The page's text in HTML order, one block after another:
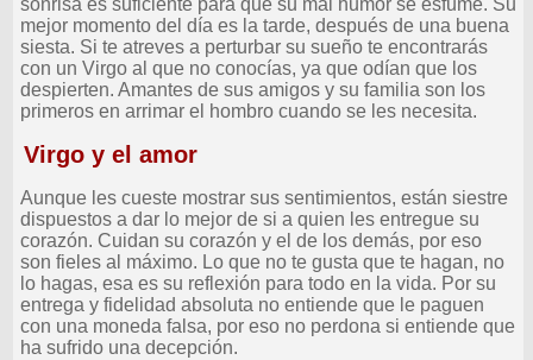
sonrisa es suficiente para que su mal humor se esfume. Su
mejor momento del día es la tarde, después de una buena
siesta. Si te atreves a perturbar su sueño te encontrarás
con un Virgo al que no conocías, ya que odían que los
despierten. Amantes de sus amigos y su familia son los
primeros en arrimar el hombro cuando se les necesita.
Virgo y el amor
Aunque les cueste mostrar sus sentimientos, están siestre
dispuestos a dar lo mejor de si a quien les entregue su
corazón. Cuidan su corazón y el de los demás, por eso
son fieles al máximo. Lo que no te gusta que te hagan, no
lo hagas, esa es su reflexión para todo en la vida. Por su
entrega y fidelidad absoluta no entiende que le paguen
con una moneda falsa, por eso no perdona si entiende que
ha sufrido una decepción.